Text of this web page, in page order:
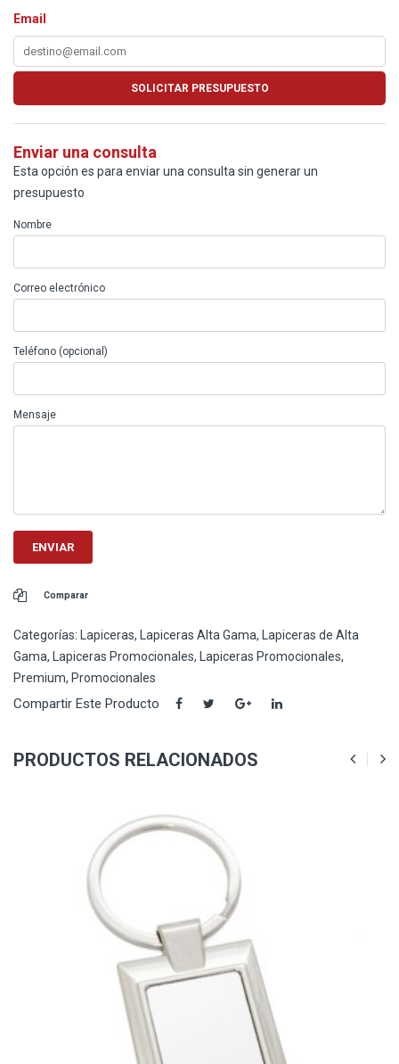
Email
Enviar una consulta
Esta opción es para enviar una consulta sin generar un
presupuesto
Nombre
Correo electrónico
Teléfono (opcional)
Mensaje
Comparar
Categorías: Lapiceras, Lapiceras Alta Gama,
Lapiceras de Alta
Gama, Lapiceras Promocionales, Lapiceras Promocionales,
Premium, Promocionales
Compartir Este Producto
PRODUCTOS RELACIONADOS